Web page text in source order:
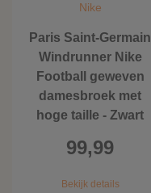
Nike
Paris Saint-Germain
Windrunner Nike
Football geweven
damesbroek met
hoge taille - Zwart
99,99
Bekijk details